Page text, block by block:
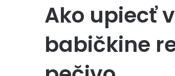
Ako upiecť
babičkine